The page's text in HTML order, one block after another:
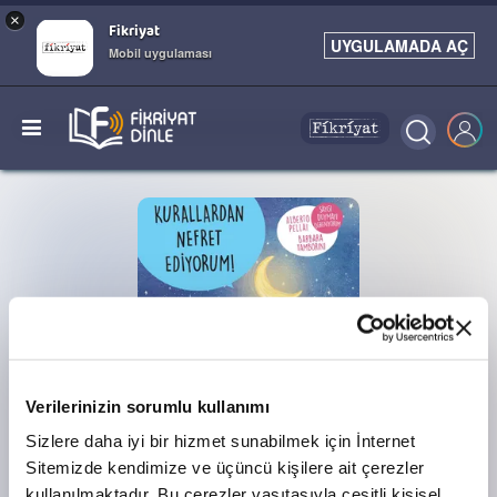
Verilerinizin sorumlu kullanımı
Sizlere daha iyi bir hizmet sunabilmek için İnternet
Sitemizde kendimize ve üçüncü kişilere ait çerezler
× Fikriyat
Mobil uygulaması UYGULAMADA AÇ
PODCAST